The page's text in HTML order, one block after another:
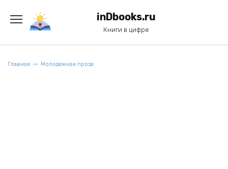
содержанию
inDbooks.ru
Книги в цифре
Главная Молодежная проза